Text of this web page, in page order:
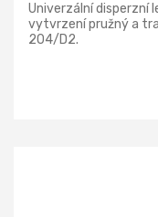
Univerzální disperzní
vytvrzení pružný a
204/D2.